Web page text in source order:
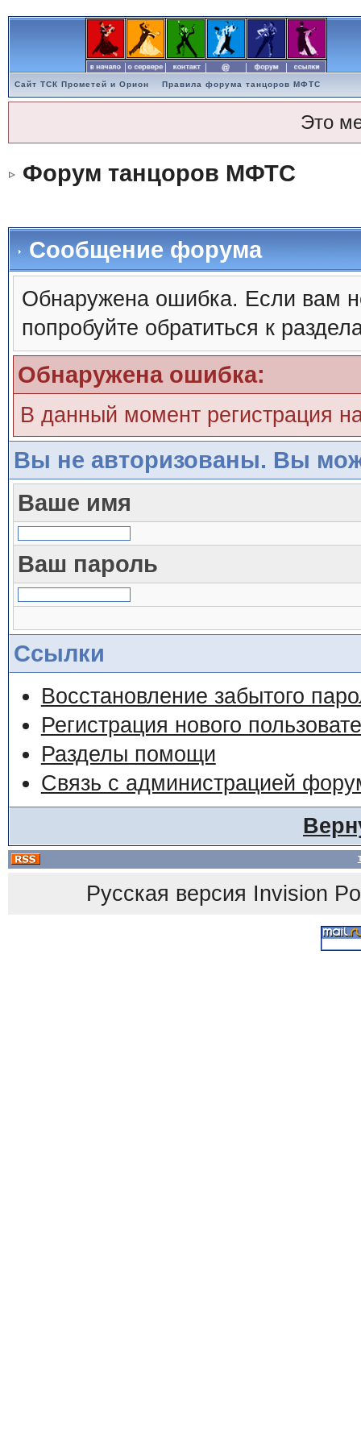
Сайт ТСК Прометей и Орион Правила форума танцоров МФТС
Это
Форум танцоров МФТС
Сообщение форума
Обнаружена ошибка. Если вам
попробуйте обратиться к
Обнаружена ошибка:
В данный момент регистрация
Вы не авторизованы. Вы
Ваше имя
Ваш пароль
Ссылки
Восстановление забытого
Регистрация нового
Разделы помощи
Связь с администрацией
Русская версия Invision